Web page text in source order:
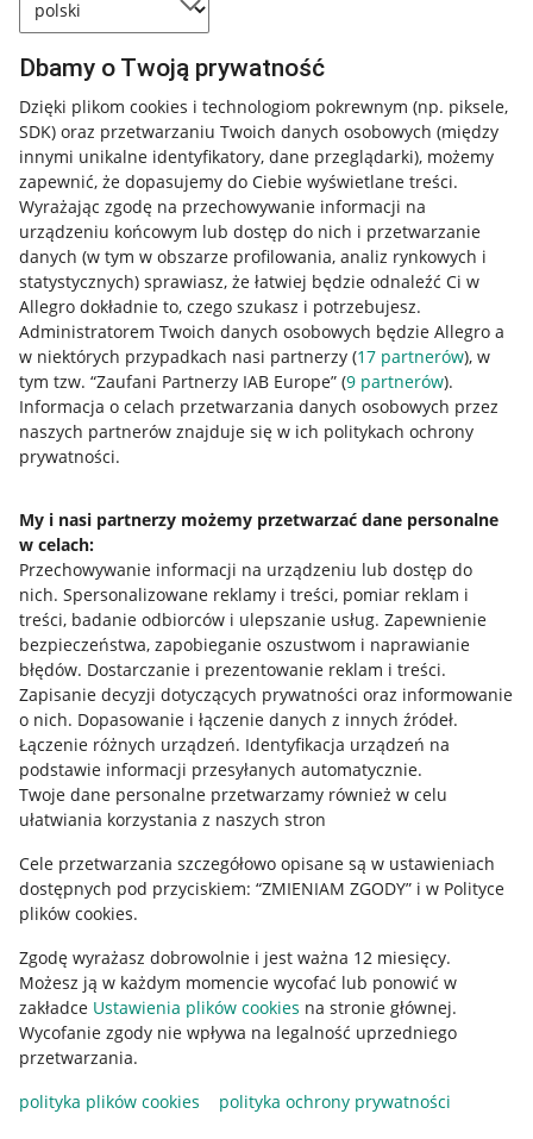
Dbamy o Twoją prywatność
Dzięki plikom cookies i technologiom pokrewnym (np. piksele,
SDK) oraz przetwarzaniu Twoich danych osobowych (między
innymi unikalne identyfikatory, dane przeglądarki), możemy
zapewnić, że dopasujemy do Ciebie wyświetlane treści.
Wyrażając zgodę na przechowywanie informacji na
urządzeniu końcowym lub dostęp do nich i przetwarzanie
danych (w tym w obszarze profilowania, analiz rynkowych i
statystycznych) sprawiasz, że łatwiej będzie odnaleźć Ci w
Allegro dokładnie to, czego szukasz i potrzebujesz.
Administratorem Twoich danych osobowych będzie Allegro a
w niektórych przypadkach nasi partnerzy (17 partnerów), w
tym tzw. “Zaufani Partnerzy IAB Europe” (9 partnerów).
Informacja o celach przetwarzania danych osobowych przez
naszych partnerów znajduje się w ich politykach ochrony
prywatności.
My i nasi partnerzy możemy przetwarzać dane personalne
w celach:
Przechowywanie informacji na urządzeniu lub dostęp do
nich. Spersonalizowane reklamy i treści, pomiar reklam i
treści, badanie odbiorców i ulepszanie usług. Zapewnienie
bezpieczeństwa, zapobieganie oszustwom i naprawianie
błędów. Dostarczanie i prezentowanie reklam i treści.
Zapisanie decyzji dotyczących prywatności oraz informowanie
o nich. Dopasowanie i łączenie danych z innych źródeł.
Łączenie różnych urządzeń. Identyfikacja urządzeń na
podstawie informacji przesyłanych automatycznie.
Twoje dane personalne przetwarzamy również w celu
ułatwiania korzystania z naszych stron
Cele przetwarzania szczegółowo opisane są w ustawieniach
dostępnych pod przyciskiem: “ZMIENIAM ZGODY” i w Polityce
plików cookies.
Zgodę wyrażasz dobrowolnie i jest ważna 12 miesięcy.
Możesz ją w każdym momencie wycofać lub ponowić w
zakładce Ustawienia plików cookies na stronie głównej.
Wycofanie zgody nie wpływa na legalność uprzedniego
przetwarzania.
polityka plików cookies
polityka ochrony prywatności
Przydatne informacje
Jak to działa
Allegro Gadane dla sprzedających
Allegro Gadane dla kupujących
Mapa miejscowości
Informacje prawne
Regulamin
Polityka plików "cookies"
Ustawienia plików "cookies"
Udostępnianie lokalizacji
Informacje dla Aktu o Usługach Cyfrowych
Pobierz aplikację